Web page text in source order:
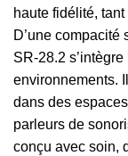
haute fidélité,
D’une
SR-28.2
environnements.
dans des
parleurs de
conçu avec soin,